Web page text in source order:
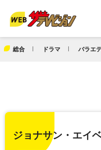
総合 ドラマ バラエ
ジョナサン・エイ